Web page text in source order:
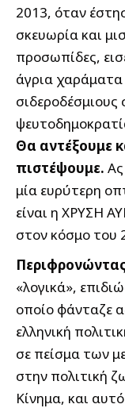
2013, όταν
σκευωρία και
προσωπίδες,
άγρια
Θα αντέξουμε
πιστέψουμε.
μία ευρύτερη
είναι η ΧΡΥΣΗ
στον κόσμο του
«λογικά»,
οποίο φάνταζε
ελληνική
σε πείσμα των
στην πολιτική
Κίνημα, και